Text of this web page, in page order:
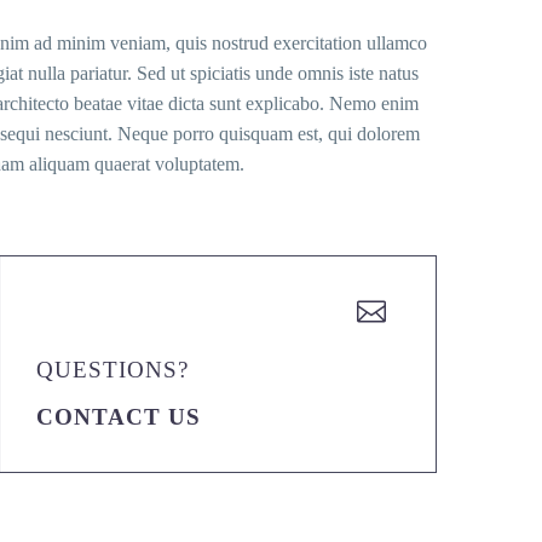
ad minim veniam, quis nostrud exercitation ullamco
nulla pariatur. Sed ut spiciatis unde omnis iste natus
beatae vitae dicta sunt explicabo. Nemo enim
nesciunt. Neque porro quisquam est, qui dolorem
aliquam quaerat voluptatem.


QUESTIONS?
CONTACT US